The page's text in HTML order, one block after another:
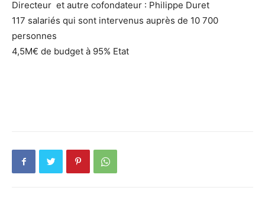
Directeur et autre cofondateur : Philippe Duret
117 salariés qui sont intervenus auprès de 10 700
personnes
4,5M€ de budget à 95% Etat